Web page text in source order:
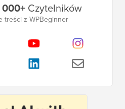
Czytelników
treści z WPBeginner